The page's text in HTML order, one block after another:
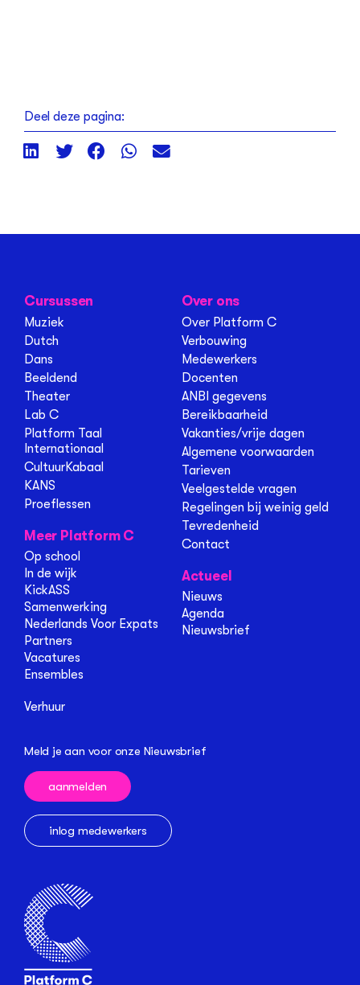
Deel deze pagina:
Cursussen
Muziek
Dutch
Dans
Beeldend
Theater
Lab C
Platform Taal
Internationaal
CultuurKabaal
KANS
Proeflessen
Meer Platform C
Op school
In de wijk
KickASS
Samenwerking
Nederlands Voor Expats
Partners
Vacatures
Ensembles
Verhuur
Over ons
Over Platform C
Verbouwing
Medewerkers
Docenten
ANBI gegevens
Bereikbaarheid
Vakanties/vrije dagen
Algemene voorwaarden
Tarieven
Veelgestelde vragen
Regelingen bij weinig geld
Tevredenheid
Contact
Actueel
Nieuws
Agenda
Nieuwsbrief
Meld je aan voor onze Nieuwsbrief
aanmelden
inlog medewerkers